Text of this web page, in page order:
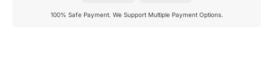
100% Safe Payment. We Support Multiple Payment Options.